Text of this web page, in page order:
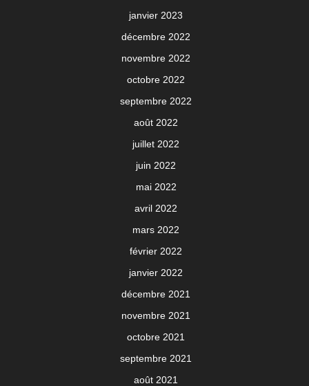
janvier 2023
décembre 2022
novembre 2022
octobre 2022
septembre 2022
août 2022
juillet 2022
juin 2022
mai 2022
avril 2022
mars 2022
février 2022
janvier 2022
décembre 2021
novembre 2021
octobre 2021
septembre 2021
août 2021